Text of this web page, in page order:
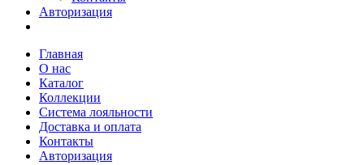
Авторизация
Главная
О нас
Каталог
Коллекции
Система лояльности
Доставка и оплата
Контакты
Авторизация